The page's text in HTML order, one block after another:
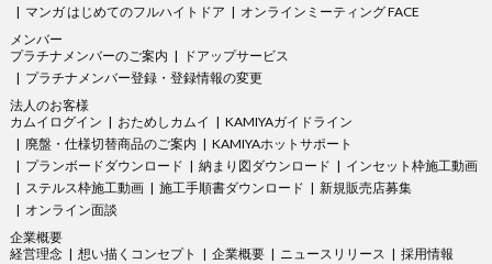
マンガ はじめてのフルハイトドア
オンラインミーティング FACE
メンバー
プラチナメンバーのご案内
ドアップサービス
プラチナメンバー登録・登録情報の変更
法人のお客様
カムイログイン
おためしカムイ
KAMIYAガイドライン
廃盤・仕様切替商品のご案内
KAMIYAホットサポート
プランボードダウンロード
納まり図ダウンロード
インセット枠施工動画
ステルス枠施工動画
施工手順書ダウンロード
新規販売店募集
オンライン面談
企業概要
経営理念
想い描くコンセプト 企業概要 ニュースリリース
採用情報